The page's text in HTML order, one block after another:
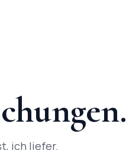
ich liefer.